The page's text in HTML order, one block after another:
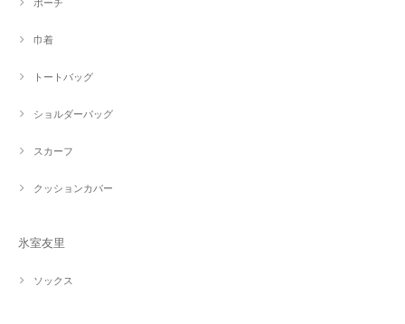
ポーチ
巾着
トートバッグ
ショルダーバッグ
スカーフ
クッションカバー
氷室友里
ソックス